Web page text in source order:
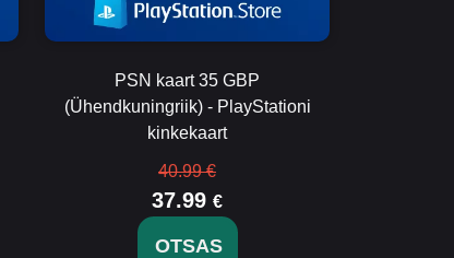
PSN kaart 35 GBP
(Ühendkuningriik) - PlayStationi
kinkekaart
40.99 €
37.99 €
OTSAS